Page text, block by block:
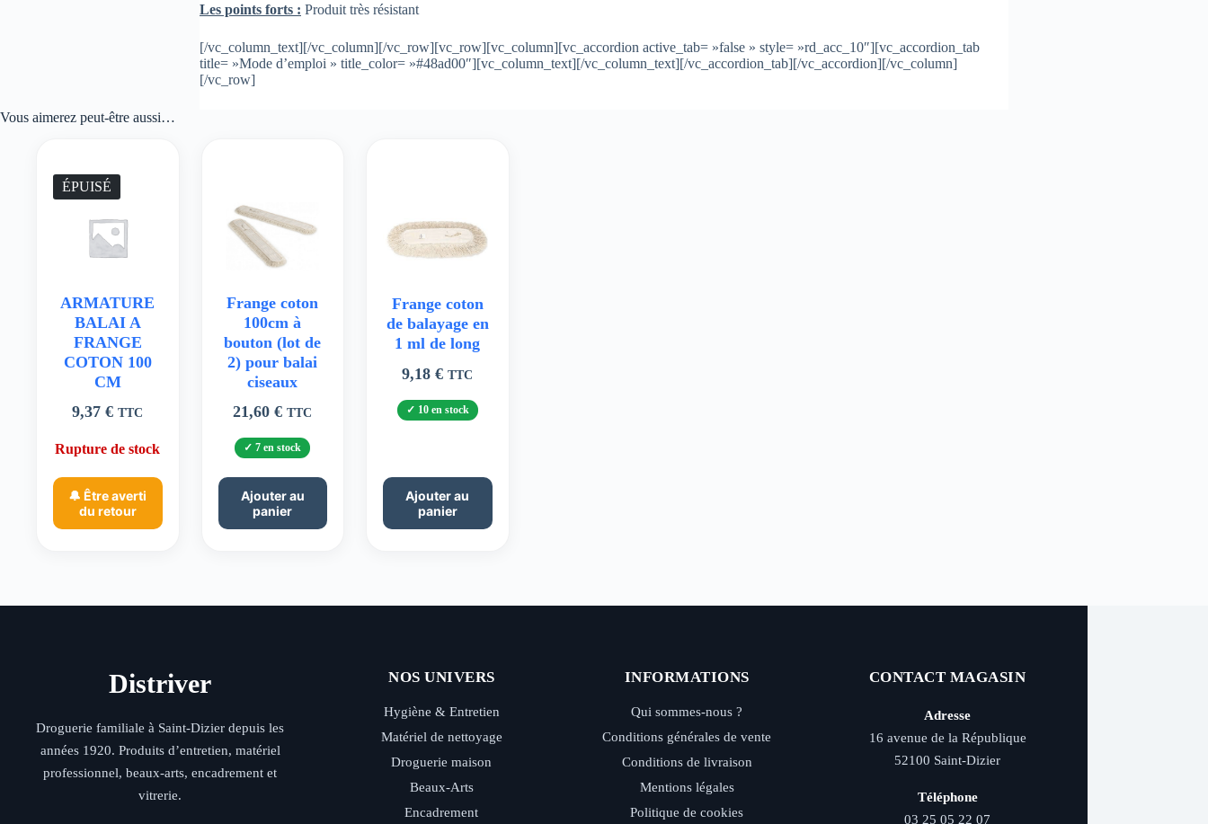
Les points forts : Produit très résistant
[/vc_column_text][/vc_column][/vc_row][vc_row][vc_column][vc_accordion active_tab= »false » style= »rd_acc_10″][vc_accordion_tab
title= »Mode d’emploi » title_color= »#48ad00″][vc_column_text][/vc_column_text][/vc_accordion_tab][/vc_accordion][/vc_column]
[/vc_row]
Vous aimerez peut-être aussi…
ÉPUISÉ
ARMATURE
BALAI A
FRANGE
COTON 100
CM
9,37€ TTC
Rupture de stock
🔔 Être averti
du retour
Frange coton
100cm à
bouton (lot de
2) pour balai
ciseaux
21,60€ TTC
7 en stock
Ajouter au
panier
Frange coton
de balayage en
1 ml de long
9,18€ TTC
10 en stock
Ajouter au
panier
Distriver
Droguerie familiale à Saint-Dizier depuis les
années 1920. Produits d’entretien, matériel
professionnel, beaux-arts, encadrement et
vitrerie.
NOS UNIVERS
Hygiène & Entretien
Matériel de nettoyage
Droguerie maison
Beaux-Arts
Encadrement
INFORMATIONS
Qui sommes-nous ?
Conditions générales de vente
Conditions de livraison
Mentions légales
Politique de cookies
CONTACT MAGASIN
Adresse
16 avenue de la République
52100 Saint-Dizier
Téléphone
03 25 05 22 07